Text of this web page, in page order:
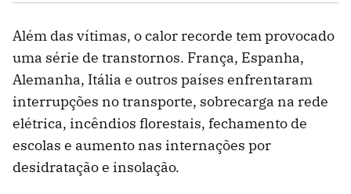
Além das vítimas, o calor recorde tem provocado
uma série de transtornos. França, Espanha,
Alemanha, Itália e outros países enfrentaram
interrupções no transporte, sobrecarga na rede
elétrica, incêndios florestais, fechamento de
escolas e aumento nas internações por
desidratação e insolação.